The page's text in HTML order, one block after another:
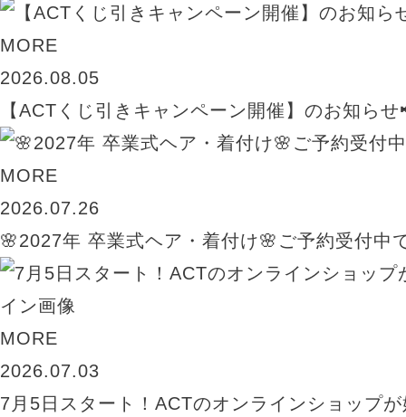
MORE
2026.08.05
【ACTくじ引きキャンペーン開催】のお知らせ
MORE
2026.07.26
🌸2027年 卒業式ヘア・着付け🌸ご予約受付中
MORE
2026.07.03
7月5日スタート！ACTのオンラインショップ